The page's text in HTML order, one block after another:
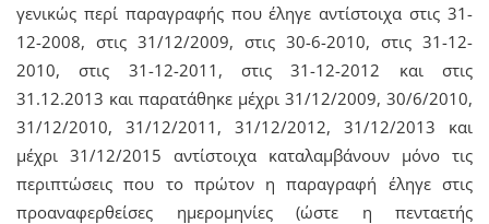
γενικώς περί παραγραφής που έληγε αντίστοιχα στις 31-
12-2008, στις 31/12/2009, στις 30-6-2010, στις 31-12-
2010, στις 31-12-2011, στις 31-12-2012 και στις
31.12.2013 και παρατάθηκε μέχρι 31/12/2009, 30/6/2010,
31/12/2010, 31/12/2011, 31/12/2012, 31/12/2013 και
μέχρι 31/12/2015 αντίστοιχα καταλαμβάνουν μόνο τις
περιπτώσεις που το πρώτον η παραγραφή έληγε στις
προαναφερθείσες ημερομηνίες (ώστε η πενταετής